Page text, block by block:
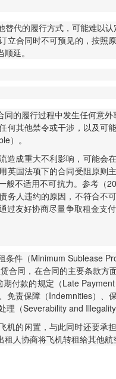
代的履行方式，可能难以
合同时不可预见的，按
延。
的履行过程中发生任何
其他禁令或干涉，以及
）。
成重大不利影响，可能
国法项下的合同受阻原
不适用不可抗力。参考
人违约的原因，不符合
友好协商尽量争取租金
件（Minimum Sublease
同，在合同的主要条款
付款的规定（Late
责保障（Indemnities）
（Severability and Illegality
的闲置，与此同时还要
人协商将飞机转租给其他航